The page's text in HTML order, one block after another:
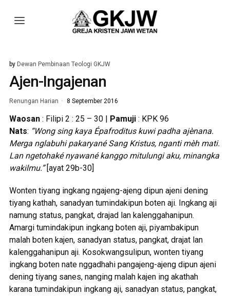
by Dewan Pembinaan Teologi GKJW
Ajen-Ingajenan
Renungan Harian 8 September 2016
Waosan: Filipi 2 : 25 – 30 | Pamuji: KPK 96
Nats: “Wong sing kaya Épafroditus kuwi padha ajènana.
Merga nglabuhi pakaryané Sang Kristus, nganti mèh mati.
Lan ngetohaké nyawané kanggo mitulungi aku, minangka
wakilmu.”[ayat 29b-30]
Wonten tiyang ingkang ngajeng-ajeng dipun ajeni dening
tiyang kathah, sanadyan tumindakipun boten aji. Ingkang aji
namung status, pangkat, drajad lan kalenggahanipun.
Amargi tumindakipun ingkang boten aji, piyambakipun
malah boten kajen, sanadyan status, pangkat, drajat lan
kalenggahanipun aji. Kosokwangsulipun, wonten tiyang
ingkang boten nate nggadhahi pangajeng-ajeng dipun ajeni
dening tiyang sanes, nanging malah kajen ing akathah
karana tumindakipun ingkang aji, sanadyan status, pangkat,